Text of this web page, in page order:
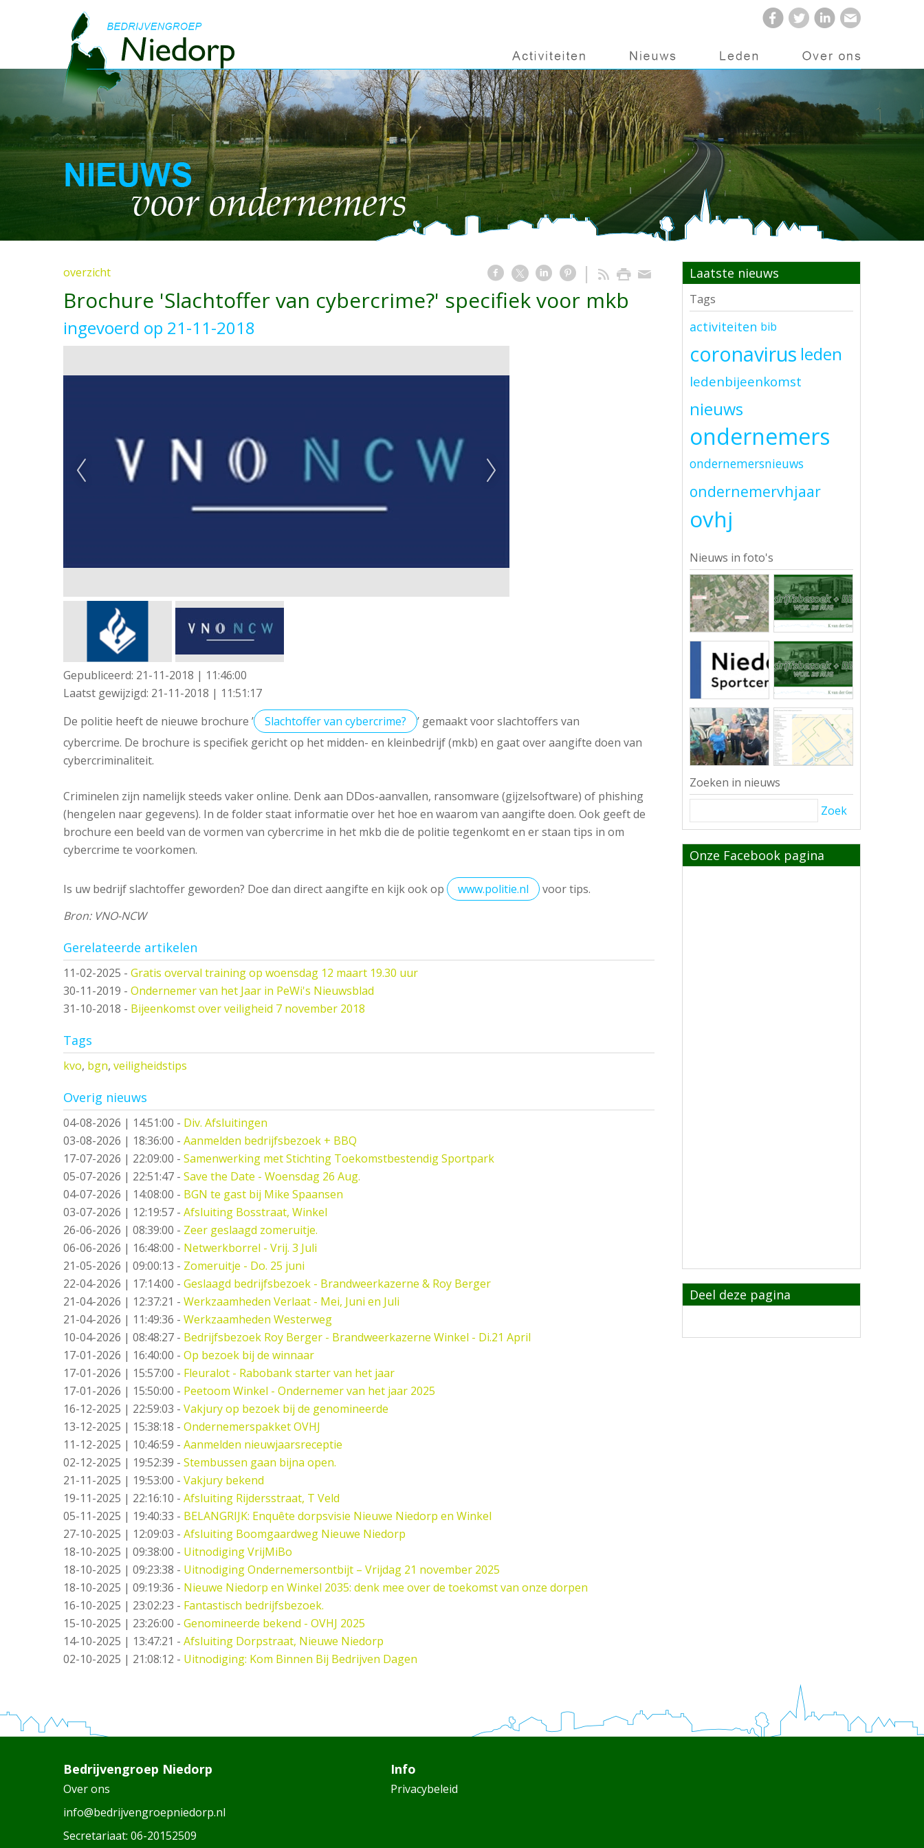
overzicht
Brochure 'Slachtoffer van cybercrime?' specifiek voor mkb
ingevoerd op 21-11-2018
Gepubliceerd: 21-11-2018 | 11:46:00
Laatst gewijzigd: 21-11-2018 | 11:51:17
De politie heeft de nieuwe brochure ’
Slachtoffer van cybercrime?
’ gemaakt voor slachtoffers van
cybercrime. De brochure is specifiek gericht op het midden- en kleinbedrijf (mkb) en gaat over aangifte doen van
cybercriminaliteit.
Criminelen zijn namelijk steeds vaker online. Denk aan DDos-aanvallen, ransomware (gijzelsoftware) of phishing
(hengelen naar gegevens). In de folder staat informatie over het hoe en waarom van aangifte doen. Ook geeft de
brochure een beeld van de vormen van cybercrime in het mkb die de politie tegenkomt en er staan tips in om
cybercrime te voorkomen.
Is uw bedrijf slachtoffer geworden? Doe dan direct aangifte en kijk ook op www.politie.nl
voor tips.
Bron: VNO-NCW
Gerelateerde artikelen
11-02-2025 - Gratis overval training op woensdag 12 maart 19.30 uur
30-11-2019 - Ondernemer van het Jaar in PeWi's Nieuwsblad
31-10-2018 - Bijeenkomst over veiligheid 7 november 2018
Tags
kvo, bgn, veiligheidstips
Overig nieuws
04-08-2026 | 14:51:00 - Div. Afsluitingen
03-08-2026 | 18:36:00 - Aanmelden bedrijfsbezoek + BBQ
17-07-2026 | 22:09:00 - Samenwerking met Stichting Toekomstbestendig Sportpark
05-07-2026 | 22:51:47 - Save the Date - Woensdag 26 Aug.
04-07-2026 | 14:08:00 - BGN te gast bij Mike Spaansen
03-07-2026 | 12:19:57 - Afsluiting Bosstraat, Winkel
26-06-2026 | 08:39:00 - Zeer geslaagd zomeruitje.
06-06-2026 | 16:48:00 - Netwerkborrel - Vrij. 3 Juli
21-05-2026 | 09:00:13 - Zomeruitje - Do. 25 juni
22-04-2026 | 17:14:00 - Geslaagd bedrijfsbezoek - Brandweerkazerne & Roy Berger
21-04-2026 | 12:37:21 - Werkzaamheden Verlaat - Mei, Juni en Juli
21-04-2026 | 11:49:36 - Werkzaamheden Westerweg
10-04-2026 | 08:48:27 - Bedrijfsbezoek Roy Berger - Brandweerkazerne Winkel - Di.21 April
17-01-2026 | 16:40:00 - Op bezoek bij de winnaar
17-01-2026 | 15:57:00 - Fleuralot - Rabobank starter van het jaar
17-01-2026 | 15:50:00 - Peetoom Winkel - Ondernemer van het jaar 2025
16-12-2025 | 22:59:03 - Vakjury op bezoek bij de genomineerde
13-12-2025 | 15:38:18 - Ondernemerspakket OVHJ
11-12-2025 | 10:46:59 - Aanmelden nieuwjaarsreceptie
02-12-2025 | 19:52:39 - Stembussen gaan bijna open.
21-11-2025 | 19:53:00 - Vakjury bekend
19-11-2025 | 22:16:10 - Afsluiting Rijdersstraat, T Veld
05-11-2025 | 19:40:33 - BELANGRIJK: Enquête dorpsvisie Nieuwe Niedorp en Winkel
27-10-2025 | 12:09:03 - Afsluiting Boomgaardweg Nieuwe Niedorp
18-10-2025 | 09:38:00 - Uitnodiging VrijMiBo
18-10-2025 | 09:23:38 - Uitnodiging Ondernemersontbijt – Vrijdag 21 november 2025
18-10-2025 | 09:19:36 - Nieuwe Niedorp en Winkel 2035: denk mee over de toekomst van onze dorpen
16-10-2025 | 23:02:23 - Fantastisch bedrijfsbezoek.
15-10-2025 | 23:26:00 - Genomineerde bekend - OVHJ 2025
14-10-2025 | 13:47:21 - Afsluiting Dorpstraat, Nieuwe Niedorp
02-10-2025 | 21:08:12 - Uitnodiging: Kom Binnen Bij Bedrijven Dagen
Laatste nieuws
Tags
activiteiten bib
coronavirus leden
ledenbijeenkomst
nieuws
ondernemers
ondernemersnieuws
ondernemervhjaar
ovhj
Nieuws in foto's
Zoeken in nieuws
Zoek
Onze Facebook pagina
Deel deze pagina
Bedrijvengroep Niedorp
Over ons
info@bedrijvengroepniedorp.nl
Secretariaat: 06-20152509
Info
Privacybeleid